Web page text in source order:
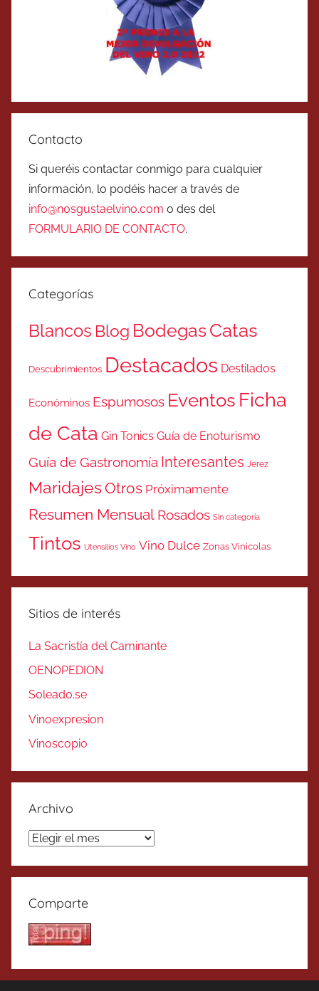
Contacto
Si queréis contactar conmigo para cualquier
información, lo podéis hacer a través de
info@nosgustaelvino.com o des del
FORMULARIO DE CONTACTO.
Categorías
Blancos Blog BodegasCatas
Descubrimientos Destacados Destilados
Económinos Espumosos Eventos Ficha
de Cata Gin Tonics Guía de Enoturismo
Guía de Gastronomía Interesantes Jerez
MaridajesOtros Próximamente
Resumen Mensual Rosados Sin categoría
Tintos Utensilios Vino Vino Dulce Zonas Vinicolas
Sitios de interés
La Sacristía del Caminante
OENOPEDION
Soleado.se
Vinoexpresion
Vinoscopio
Archivo
Archivo
Comparte